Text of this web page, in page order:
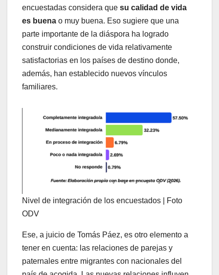
encuestadas considera que su calidad de vida
es buena o muy buena. Eso sugiere que una
parte importante de la diáspora ha logrado
construir condiciones de vida relativamente
satisfactorias en los países de destino donde,
además, han establecido nuevos vínculos
familiares.
Nivel de integración de los encuestados | Foto
ODV
Ese, a juicio de Tomás Páez, es otro elemento a
tener en cuenta: las relaciones de parejas y
paternales entre migrantes con nacionales del